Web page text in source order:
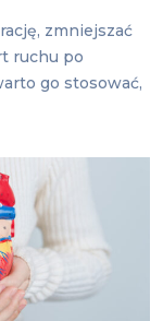
zmniejszać
ruchu po
go stosować,